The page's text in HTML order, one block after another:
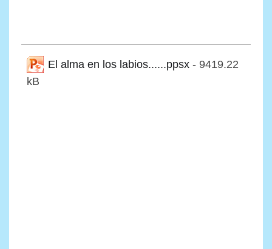
El alma en los labios......ppsx - 9419.22
kB